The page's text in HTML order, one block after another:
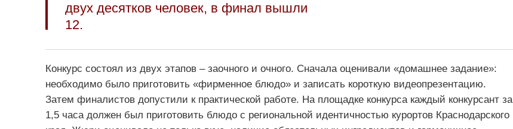
двух десятков человек, в финал вышли
12.
Конкурс состоял из двух этапов – заочного и очного. Сначала оценивали «домашнее задание»:
необходимо было приготовить «фирменное блюдо» и записать короткую видеопрезентацию.
Затем финалистов допустили к практической работе. На площадке конкурса каждый конкурсант за
1,5 часа должен был приготовить блюдо с региональной идентичностью курортов Краснодарского